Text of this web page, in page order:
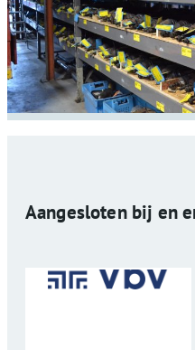
Aangesloten bij en